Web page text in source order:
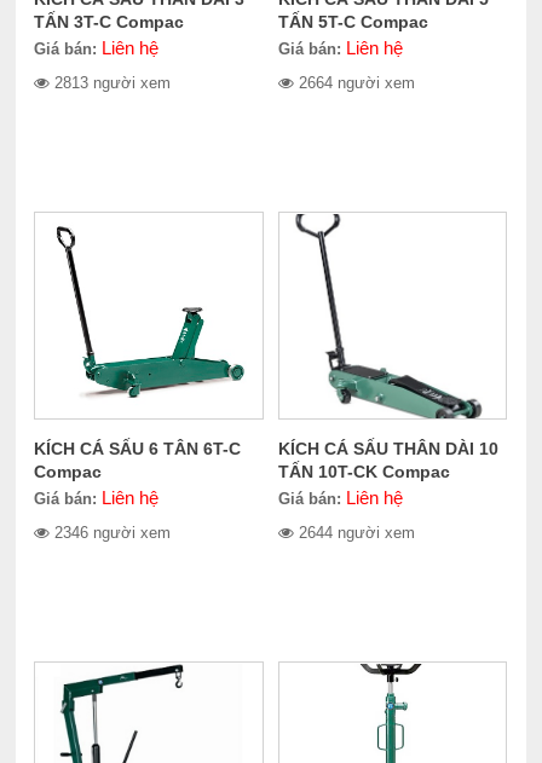
TẤN 3T-C Compac
Giá bán: Liên hệ
2813 người xem
TẤN 5T-C Compac
Giá bán: Liên hệ
2664 người xem
KÍCH CÁ SẤU 6 TÂN 6T-C
Compac
Giá bán: Liên hệ
2346 người xem
KÍCH CÁ SẤU THÂN DÀI 10
TẤN 10T-CK Compac
Giá bán: Liên hệ
2644 người xem